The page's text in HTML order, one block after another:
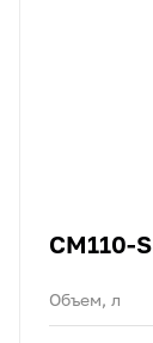
CM110-S
Объем, л